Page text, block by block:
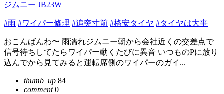
ジムニー JB23W
#雨 #ワイパー修理 #追突寸前 #格安タイヤ #タイヤは大事
おこんばんわ〜 雨濡れジムニー朝から会社近くの交差点で
信号待ちしてたらワイパー動くたびに異音 いつものPに放り
込んでから見てみると運転席側のワイパーのガイ...
thumb_up 84
comment0